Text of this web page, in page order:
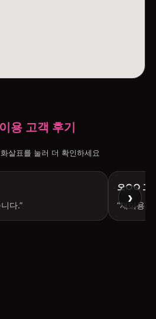
용 고객 후기
살표를 눌러 더 확인하세요
다.”
오○○ 고
“재이용
›